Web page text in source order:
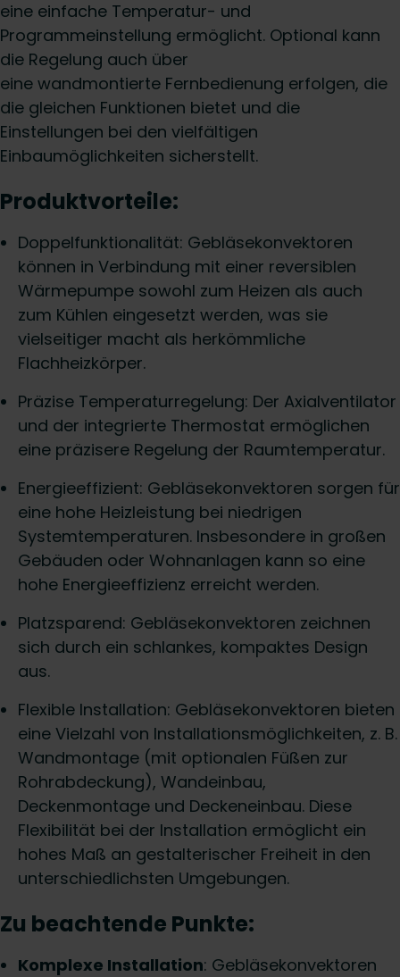
eine einfache Temperatur- und
Programmeinstellung ermöglicht. Optional kann
die Regelung auch über
eine wandmontierte Fernbedienung erfolgen, die
die gleichen Funktionen bietet und die
Einstellungen bei den vielfältigen
Einbaumöglichkeiten sicherstellt.
Produktvorteile:
Doppelfunktionalität: Gebläsekonvektoren
können in Verbindung mit einer reversiblen
Wärmepumpe sowohl zum Heizen als auch
zum Kühlen eingesetzt werden, was sie
vielseitiger macht als herkömmliche
Flachheizkörper.
Präzise Temperaturregelung: Der Axialventilator
und der integrierte Thermostat ermöglichen
eine präzisere Regelung der Raumtemperatur.
Energieeffizient: Gebläsekonvektoren sorgen für
eine hohe Heizleistung bei niedrigen
Systemtemperaturen. Insbesondere in großen
Gebäuden oder Wohnanlagen kann so eine
hohe Energieeffizienz erreicht werden.
Platzsparend: Gebläsekonvektoren zeichnen
sich durch ein schlankes, kompaktes Design
aus.
Flexible Installation: Gebläsekonvektoren bieten
eine Vielzahl von Installationsmöglichkeiten, z. B.
Wandmontage (mit optionalen Füßen zur
Rohrabdeckung), Wandeinbau,
Deckenmontage und Deckeneinbau. Diese
Flexibilität bei der Installation ermöglicht ein
hohes Maß an gestalterischer Freiheit in den
unterschiedlichsten Umgebungen.
Zu beachtende Punkte:
Komplexe Installation: Gebläsekonvektoren